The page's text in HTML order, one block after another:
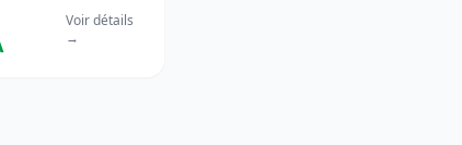
Voir détails
→